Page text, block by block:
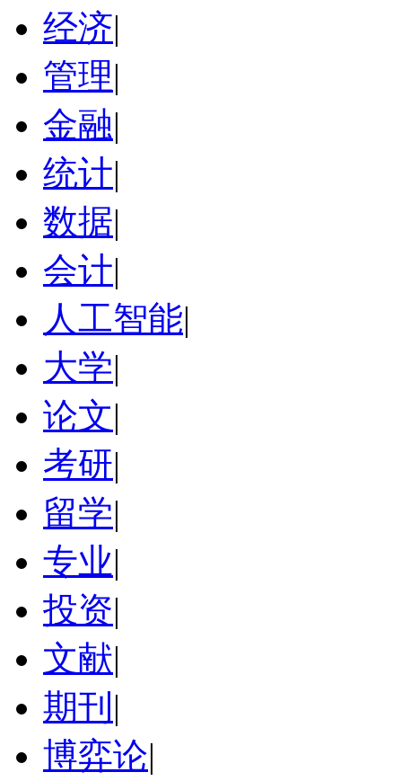
经济|
管理|
金融|
统计|
数据|
会计|
人工智能|
大学|
论文|
考研|
留学|
专业|
投资|
文献|
期刊 |
博弈论|